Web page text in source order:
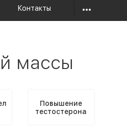
Контакты
массы
Повышение
тестостерона